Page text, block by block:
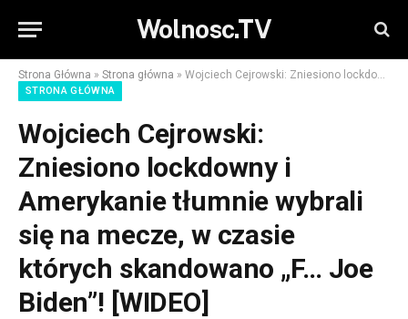
Wolnosc.TV
Strona Główna » Strona główna » Wojciech Cejrowski: Zniesiono lockdowny i Amerykanie tłumnie wybrali się na mecze, w czasie których skandowano „F… Joe Biden”! [WIDEO]
STRONA GŁÓWNA
Wojciech Cejrowski:
Zniesiono lockdowny i
Amerykanie tłumnie wybrali
się na mecze, w czasie
których skandowano „F… Joe
Biden”! [WIDEO]